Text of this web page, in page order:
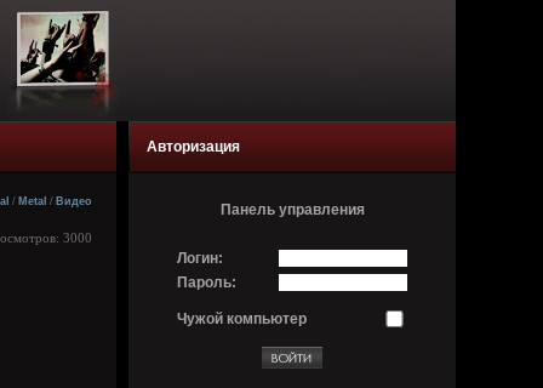
/ Metal / Видео
3000
Авторизация
Панель управления
Логин:
Пароль:
Чужой компьютер